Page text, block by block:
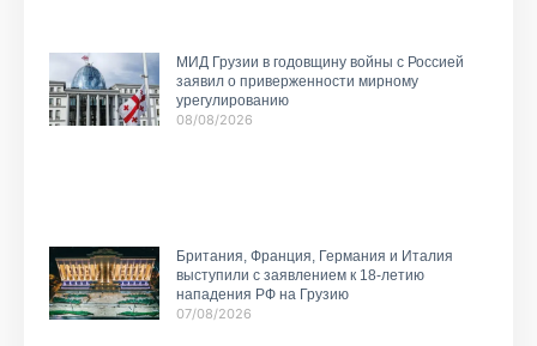
МИД Грузии в годовщину войны с Россией
заявил о приверженности мирному
урегулированию
08/08/2026
Британия, Франция, Германия и Италия
выступили с заявлением к 18-летию
нападения РФ на Грузию
07/08/2026